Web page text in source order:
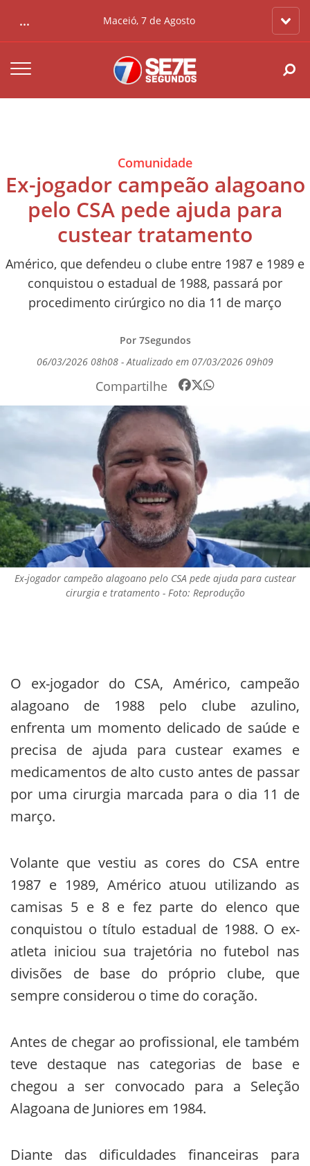
... Maceió, 7 de Agosto
Comunidade
Ex-jogador campeão alagoano
pelo CSA pede ajuda para
custear tratamento
Américo, que defendeu o clube entre 1987 e 1989 e
conquistou o estadual de 1988, passará por
procedimento cirúrgico no dia 11 de março
Por 7Segundos
06/03/2026 08h08 - Atualizado em 07/03/2026 09h09
Compartilhe
Ex-jogador campeão alagoano pelo CSA pede ajuda para custear
cirurgia e tratamento - Foto: Reprodução
O ex-jogador do CSA, Américo, campeão
alagoano de 1988 pelo clube azulino,
enfrenta um momento delicado de saúde e
precisa de ajuda para custear exames e
medicamentos de alto custo antes de passar
por uma cirurgia marcada para o dia 11 de
março.
Volante que vestiu as cores do CSA entre
1987 e 1989, Américo atuou utilizando as
camisas 5 e 8 e fez parte do elenco que
conquistou o título estadual de 1988. O ex-
atleta iniciou sua trajetória no futebol nas
divisões de base do próprio clube, que
sempre considerou o time do coração.
Antes de chegar ao profissional, ele também
teve destaque nas categorias de base e
chegou a ser convocado para a Seleção
Alagoana de Juniores em 1984.
Diante das dificuldades financeiras para